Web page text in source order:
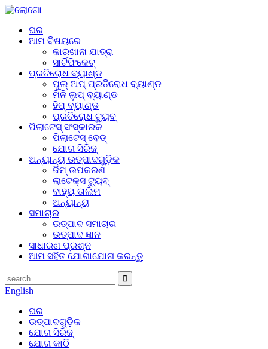
ଘର
ଆମ ବିଷୟରେ
କାରଖାନା ଯାତ୍ରା
ସାର୍ଟିଫିକେଟ୍
ପ୍ରତିରୋଧ ବ୍ୟାଣ୍ଡ
ପୁଲ୍ ଅପ୍ ପ୍ରତିରୋଧ ବ୍ୟାଣ୍ଡ
ମିନି ଲୁପ୍ ବ୍ୟାଣ୍ଡ
ହିପ୍ ବ୍ୟାଣ୍ଡ
ପ୍ରତିରୋଧ ଟ୍ୟୁବ୍
ପିଲାଟେସ୍ ସଂସ୍କାରକ
ପିଲାଟେସ୍ ବେଡ୍
ଯୋଗ ସିରିଜ୍
ଅନ୍ୟାନ୍ୟ ଉତ୍ପାଦଗୁଡ଼ିକ
ଜିମ୍ ଉପକରଣ
ଲାଟେକ୍ସ ଟ୍ୟୁବ୍
ବାହ୍ୟ ତାଲିମ
ଅନ୍ୟାନ୍ୟ
ସମାଚାର
ଉତ୍ପାଦ ସମାଚାର
ଉତ୍ପାଦ ଜ୍ଞାନ
ସାଧାରଣ ପ୍ରଶ୍ନ
ଆମ ସହିତ ଯୋଗାଯୋଗ କରନ୍ତୁ
English
ଘର
ଉତ୍ପାଦଗୁଡ଼ିକ
ଯୋଗ ସିରିଜ୍
ଯୋଗ କାଠି